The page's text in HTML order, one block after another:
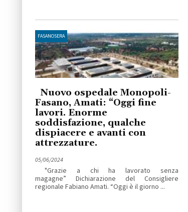
FASANOSERA
Nuovo ospedale Monopoli-
Fasano, Amati: “Oggi fine
lavori. Enorme
soddisfazione, qualche
dispiacere e avanti con
attrezzature.
05/06/2024
"Grazie a chi ha lavorato senza
magagne” Dichiarazione del Consigliere
regionale Fabiano Amati. “Oggi è il giorno ...